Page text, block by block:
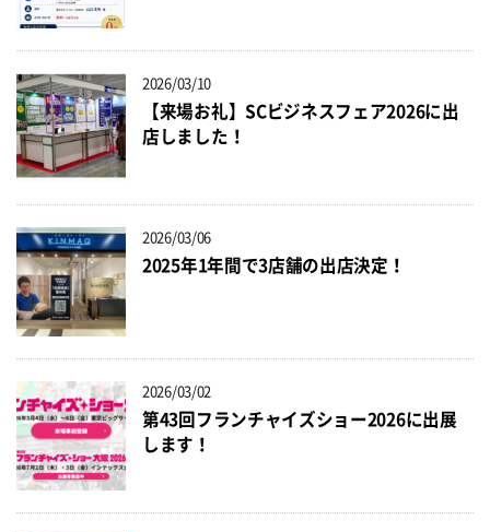
2026/03/10
【来場お礼】SCビジネスフェア2026に出
店しました！
2026/03/06
2025年1年間で3店舗の出店決定！
2026/03/02
第43回フランチャイズショー2026に出展
します！